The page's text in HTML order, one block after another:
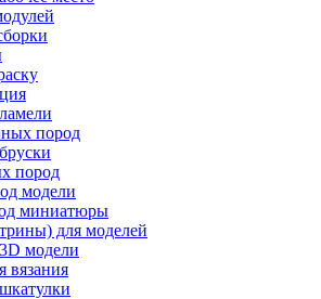
пород
пород
модели
миниатюры
для моделей
модели
вязания